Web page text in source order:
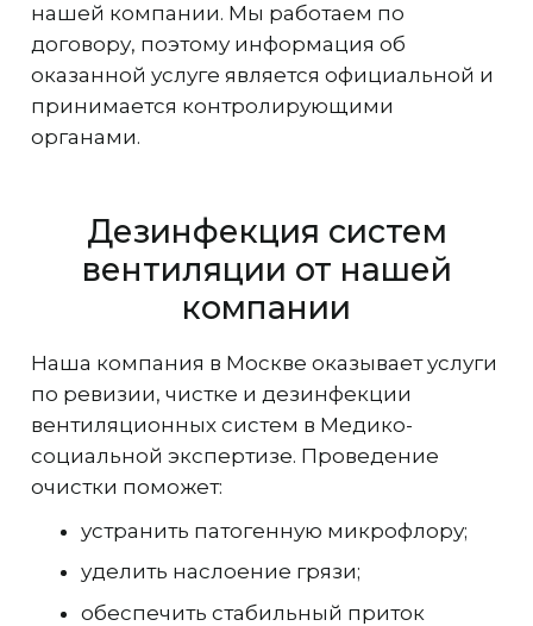
нашей компании. Мы работаем по
договору, поэтому информация об
оказанной услуге является официальной и
принимается контролирующими
органами.
Дезинфекция систем
вентиляции от нашей
компании
Наша компания в Москве оказывает услуги
по ревизии, чистке и дезинфекции
вентиляционных систем в Медико-
социальной экспертизе. Проведение
очистки поможет:
устранить патогенную микрофлору;
уделить наслоение грязи;
обеспечить стабильный приток